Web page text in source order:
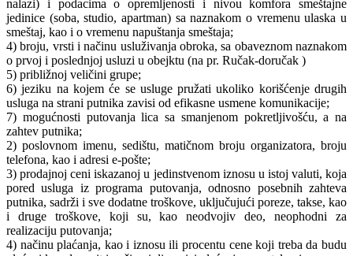
nalazi) i podacima o opremljenosti i nivou komfora smeštajne
jedinice (soba, studio, apartman) sa naznakom o vremenu ulaska u
smeštaj, kao i o vremenu napuštanja smeštaja;
4) broju, vrsti i načinu usluživanja obroka, sa obaveznom naznakom
o prvoj i poslednjoj usluzi u obejktu (na pr. Ručak-doručak )
5) približnoj veličini grupe;
6) jeziku na kojem će se usluge pružati ukoliko korišćenje drugih
usluga na strani putnika zavisi od efikasne usmene komunikacije;
7) mogućnosti putovanja lica sa smanjenom pokretljivošću, a na
zahtev putnika;
2) poslovnom imenu, sedištu, matičnom broju organizatora, broju
telefona, kao i adresi e-pošte;
3) prodajnoj ceni iskazanoj u jedinstvenom iznosu u istoj valuti, koja
pored usluga iz programa putovanja, odnosno posebnih zahteva
putnika, sadrži i sve dodatne troškove, uključujući poreze, takse, kao
i druge troškove, koji su, kao neodvojiv deo, neophodni za
realizaciju putovanja;
4) načinu plaćanja, kao i iznosu ili procentu cene koji treba da budu